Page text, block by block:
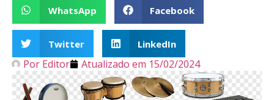
WhatsApp Facebook
Twitter LinkedIn
Por Editor Atualizado em 15/02/2024